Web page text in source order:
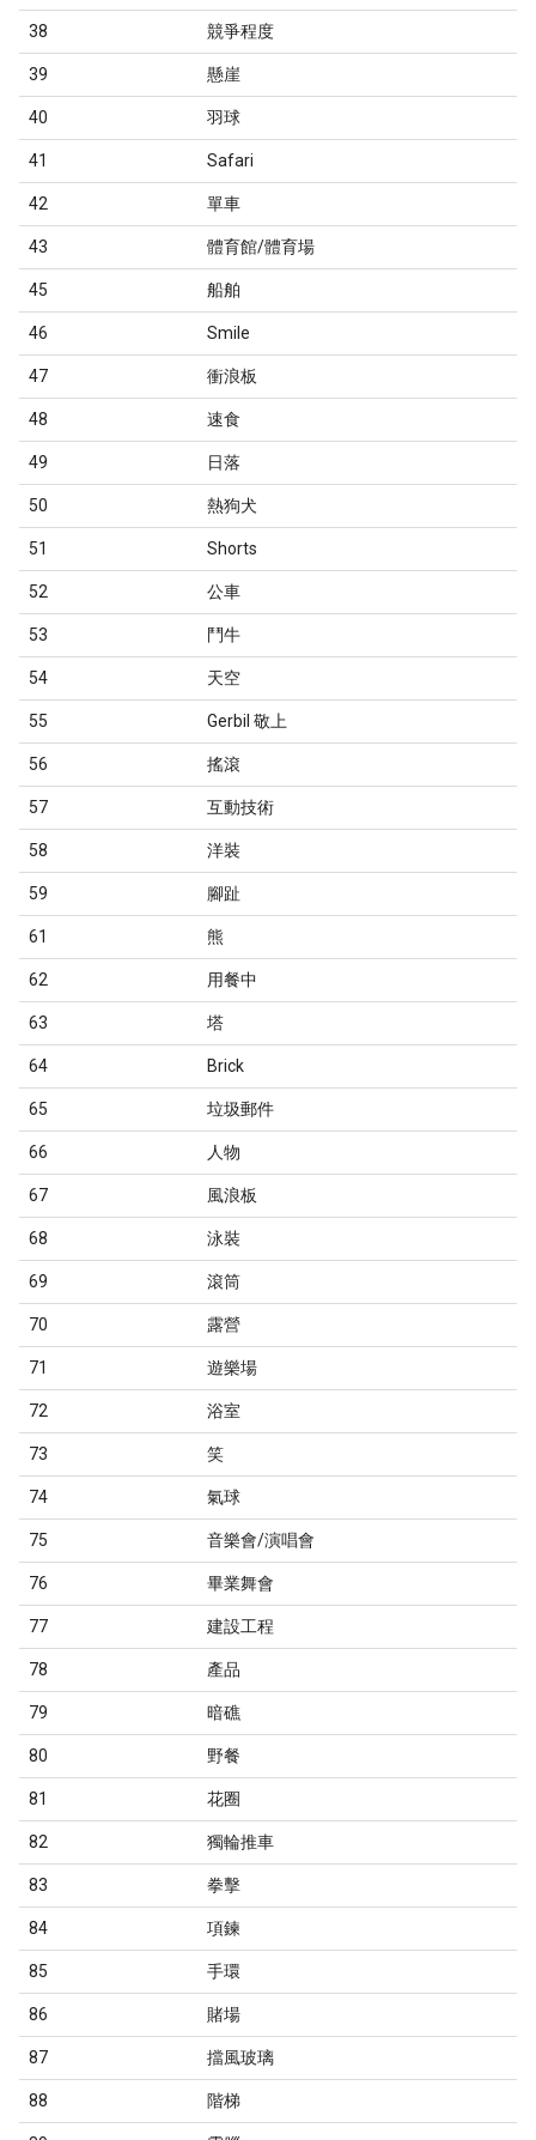
38 競爭程度
39 懸崖
40 羽球
41 Safari
42 單車
43 體育館/體育場
45 船舶
46 Smile
47 衝浪板
48 速食
49 日落
50 熱狗犬
51 Shorts
52 公車
53 鬥牛
54 天空
55 Gerbil 敬上
56 搖滾
57 互動技術
58 洋裝
59 腳趾
61 熊
62 用餐中
63 塔
64 Brick
65 垃圾郵件
66 人物
67 風浪板
68 泳裝
69 滾筒
70 露營
71 遊樂場
72 浴室
73 笑
74 氣球
75 音樂會/演唱會
76 畢業舞會
77 建設工程
78 產品
79 暗礁
80 野餐
81 花圈
82 獨輪推車
83 拳擊
84 項鍊
85 手環
86 賭場
87 擋風玻璃
88 階梯